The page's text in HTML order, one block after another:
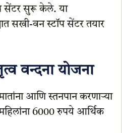
सेंटर सुरू केले. या
सखी-वन स्टॉप सेंटर तयार
वन्दना योजना
आणि स्तनपान करणाऱ्या
6000 रुपये आर्थिक